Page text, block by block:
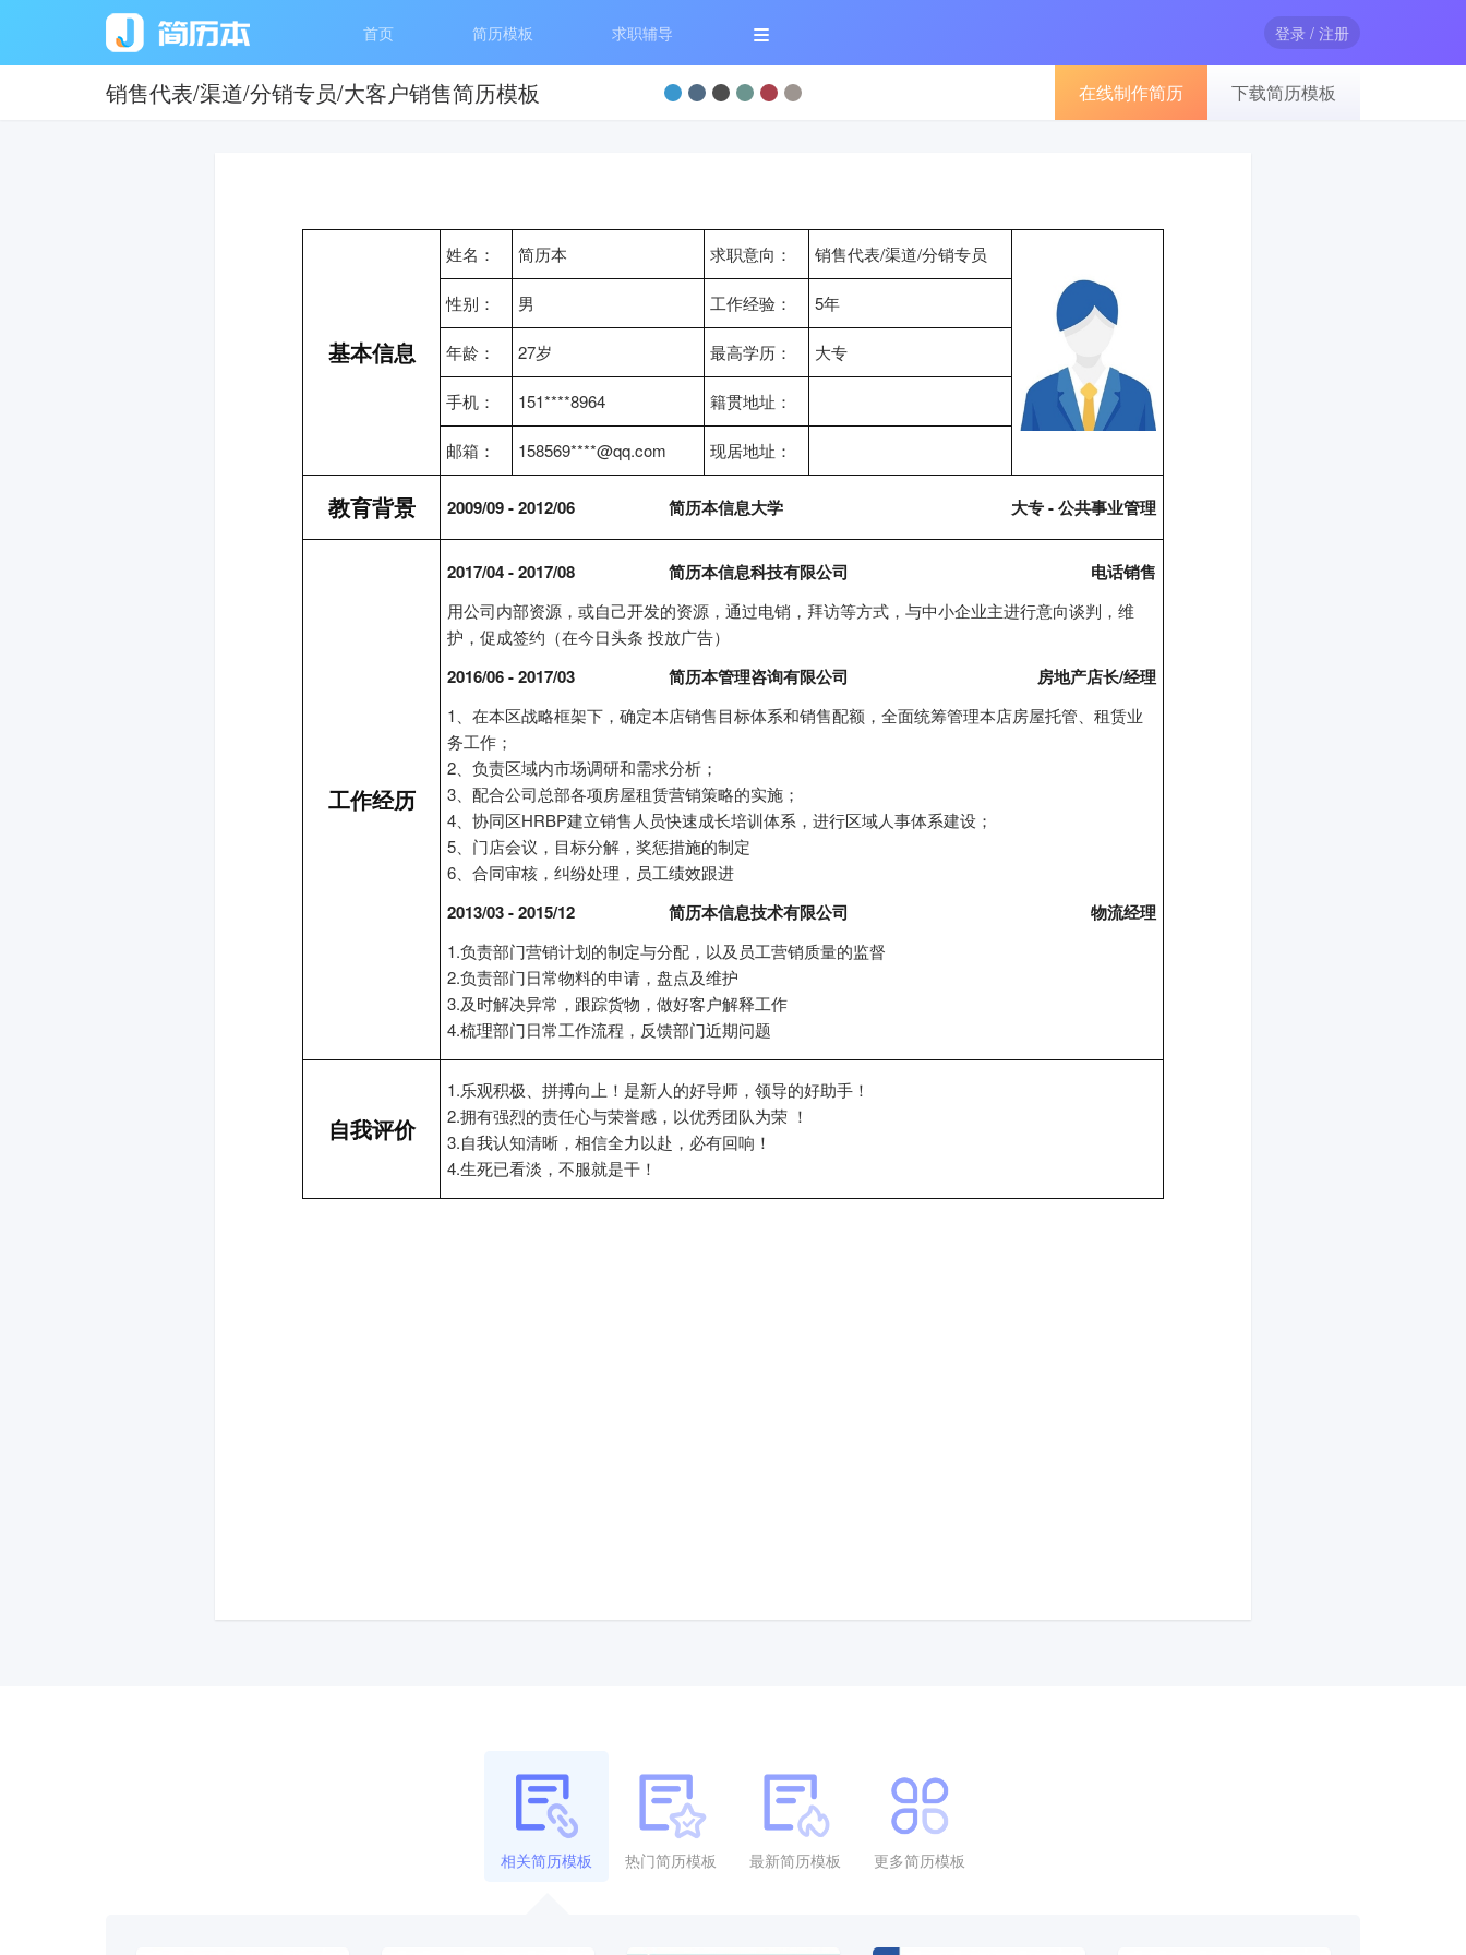
首页 简历模板 求职辅导 登录 / 注册
销售代表/渠道/分销专员/大客户销售简历模板 在线制作简历 下载简历模板
基本信息
姓名： 简历本 求职意向： 销售代表/渠道/分销专员
性别： 男 工作经验： 5年
年龄： 27岁 最高学历： 大专
手机： 151****8964 籍贯地址：
邮箱： 158569****@qq.com 现居地址：
教育背景 2009/09 - 2012/06 简历本信息大学 大专 - 公共事业管理
工作经历
2017/04 - 2017/08 简历本信息科技有限公司 电话销售
用公司内部资源，或自己开发的资源，通过电销，拜访等方式，与中小企业主进行意向谈判，维
护，促成签约（在今日头条 投放广告）
2016/06 - 2017/03 简历本管理咨询有限公司 房地产店长/经理
1、在本区战略框架下，确定本店销售目标体系和销售配额，全面统筹管理本店房屋托管、租赁业
务工作；
2、负责区域内市场调研和需求分析；
3、配合公司总部各项房屋租赁营销策略的实施；
4、协同区HRBP建立销售人员快速成长培训体系，进行区域人事体系建设；
5、门店会议，目标分解，奖惩措施的制定
6、合同审核，纠纷处理，员工绩效跟进
2013/03 - 2015/12 简历本信息技术有限公司 物流经理
1.负责部门营销计划的制定与分配，以及员工营销质量的监督
2.负责部门日常物料的申请，盘点及维护
3.及时解决异常，跟踪货物，做好客户解释工作
4.梳理部门日常工作流程，反馈部门近期问题
自我评价
1.乐观积极、拼搏向上！是新人的好导师，领导的好助手！
2.拥有强烈的责任心与荣誉感，以优秀团队为荣 ！
3.自我认知清晰，相信全力以赴，必有回响！
4.生死已看淡，不服就是干！
相关简历模板 热门简历模板 最新简历模板 更多简历模板